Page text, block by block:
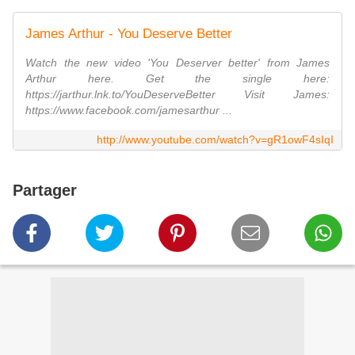
James Arthur - You Deserve Better
Watch the new video 'You Deserver better' from James
Arthur here. Get the single here:
https://jarthur.lnk.to/YouDeserveBetter Visit James:
https://www.facebook.com/jamesarthur ...
http://www.youtube.com/watch?v=gR1owF4sIqI
Partager